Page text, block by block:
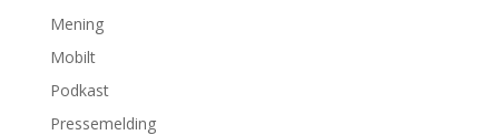
Mening
Mobilt
Podkast
Pressemelding